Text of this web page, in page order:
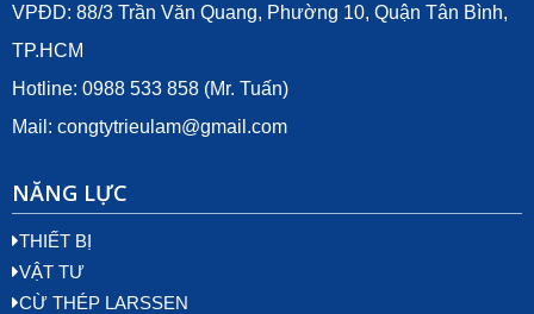
VPĐD: 88/3 Trần Văn Quang, Phường 10, Quận Tân Bình,
TP.HCM
Hotline: 0988 533 858 (Mr. Tuấn)
Mail: congtytrieulam@gmail.com
NĂNG LỰC
THIẾT BỊ
VẬT TƯ
CỪ THÉP LARSSEN